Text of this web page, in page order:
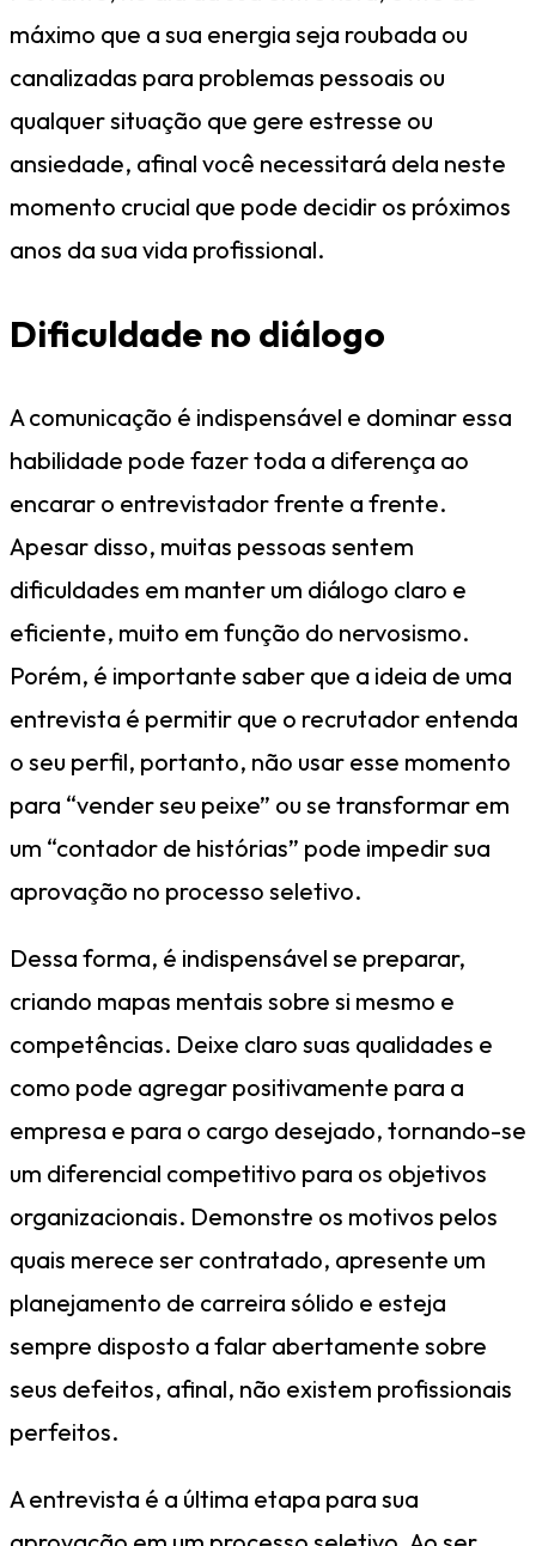
máximo que a sua energia seja roubada ou
canalizadas para problemas pessoais ou
qualquer situação que gere estresse ou
ansiedade, afinal você necessitará dela neste
momento crucial que pode decidir os próximos
anos da sua vida profissional.
Dificuldade no diálogo
A comunicação é indispensável e dominar essa
habilidade pode fazer toda a diferença ao
encarar o entrevistador frente a frente.
Apesar disso, muitas pessoas sentem
dificuldades em manter um diálogo claro e
eficiente, muito em função do nervosismo.
Porém, é importante saber que a ideia de uma
entrevista é permitir que o recrutador entenda
o seu perfil, portanto, não usar esse momento
para “vender seu peixe” ou se transformar em
um “contador de histórias” pode impedir sua
aprovação no processo seletivo.
Dessa forma, é indispensável se preparar,
criando mapas mentais sobre si mesmo e
competências. Deixe claro suas qualidades e
como pode agregar positivamente para a
empresa e para o cargo desejado, tornando-se
um diferencial competitivo para os objetivos
organizacionais. Demonstre os motivos pelos
quais merece ser contratado, apresente um
planejamento de carreira sólido e esteja
sempre disposto a falar abertamente sobre
seus defeitos, afinal, não existem profissionais
perfeitos.
A entrevista é a última etapa para sua